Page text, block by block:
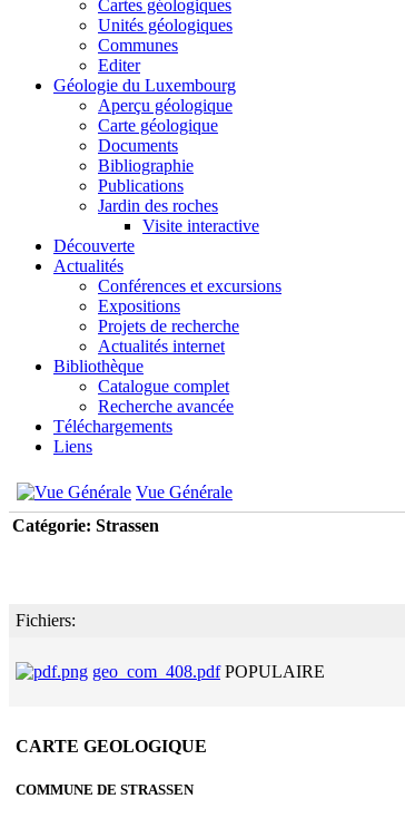
Cartes géologiques
Unités géologiques
Communes
Editer
Géologie du Luxembourg
Aperçu géologique
Carte géologique
Documents
Bibliographie
Publications
Jardin des roches
Visite interactive
Découverte
Actualités
Conférences et excursions
Expositions
Projets de recherche
Actualités internet
Bibliothèque
Catalogue complet
Recherche avancée
Téléchargements
Liens
Vue Générale
Catégorie: Strassen
Fichiers:
geo_com_408.pdf POPULAIRE
CARTE GEOLOGIQUE
COMMUNE DE STRASSEN